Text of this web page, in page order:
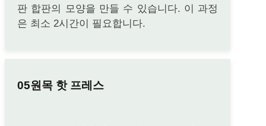
판 합판의 모양을 만들 수 있습니다. 이 과정
은 최소 2시간이 필요합니다.
원목 핫 프레스